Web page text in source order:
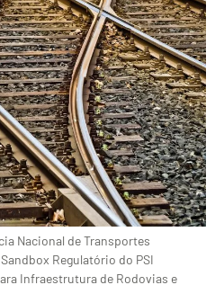
Nacional de Transportes
Regulatório do PSI
Infraestrutura de Rodovias e